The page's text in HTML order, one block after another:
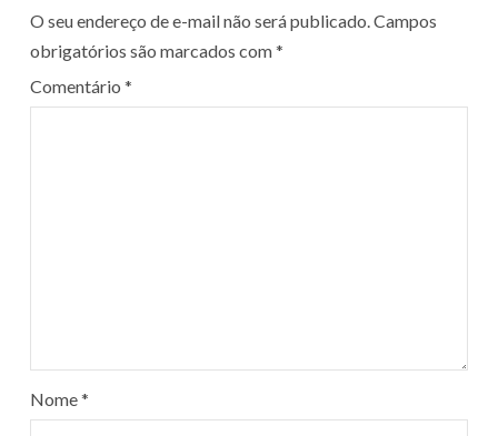
O seu endereço de e-mail não será publicado.Campos
obrigatórios são marcados com*
Comentário *
Nome*